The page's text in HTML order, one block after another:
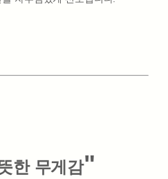
한 무게감"